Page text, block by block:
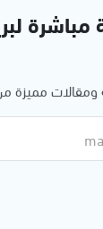
مباشرة
ومقالات